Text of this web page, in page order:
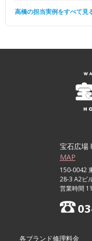
高橋の担当実例をすべて見
宝石広場
MAP
150-0042
28-3 A2ビ
営業時間
各ブランド修理料金